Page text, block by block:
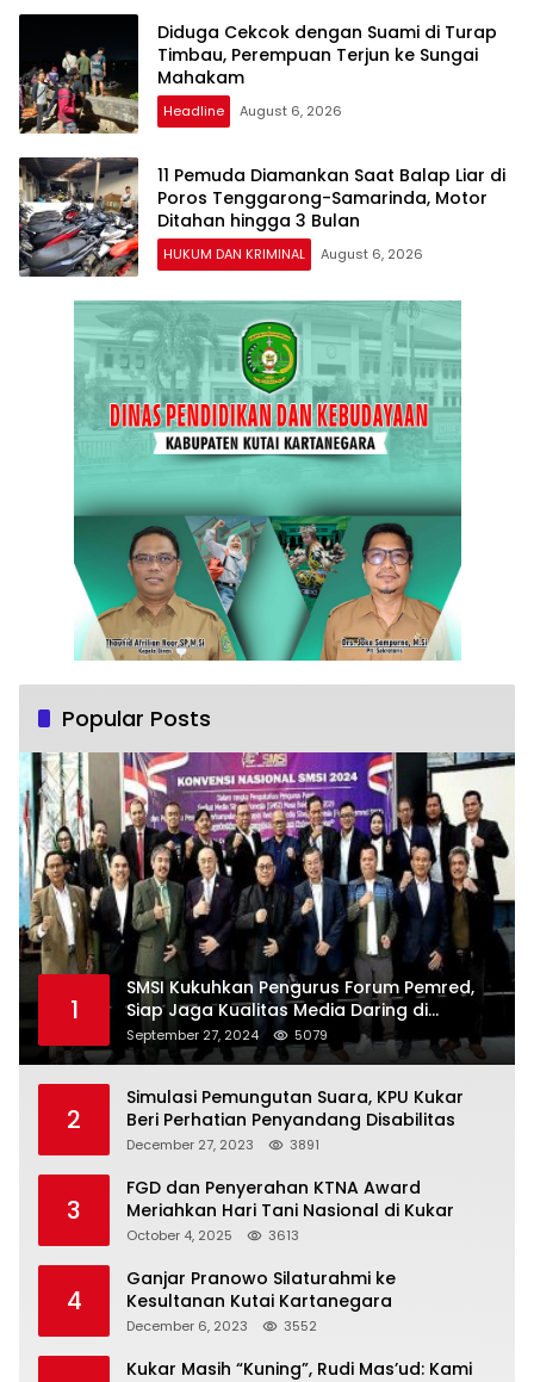
Diduga Cekcok dengan Suami di Turap
Timbau, Perempuan Terjun ke Sungai
Mahakam
Headline August 6, 2026
11 Pemuda Diamankan Saat Balap Liar di
Poros Tenggarong-Samarinda, Motor
Ditahan hingga 3 Bulan
HUKUM DAN KRIMINAL August 6, 2026
Popular Posts
1
SMSI Kukuhkan Pengurus Forum Pemred,
Siap Jaga Kualitas Media Daring di
Indonesia
September 27, 2024 5079
2
Simulasi Pemungutan Suara, KPU Kukar
Beri Perhatian Penyandang Disabilitas
December 27, 2023 3891
3
FGD dan Penyerahan KTNA Award
Meriahkan Hari Tani Nasional di Kukar
October 4, 2025 3613
4
Ganjar Pranowo Silaturahmi ke
Kesultanan Kutai Kartanegara
December 6, 2023 3552
Kukar Masih “Kuning”, Rudi Mas’ud: Kami